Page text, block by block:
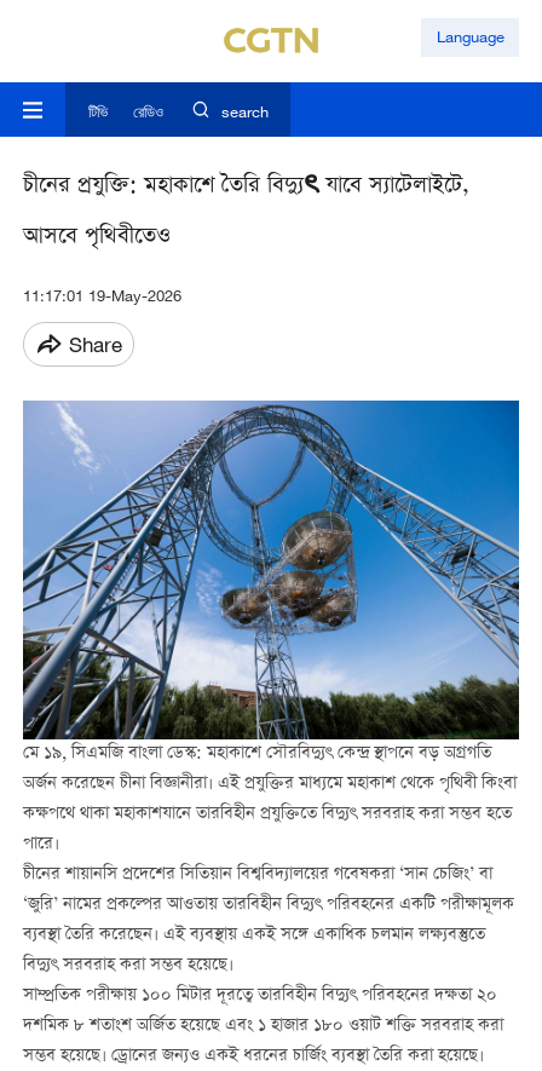
Language
টিভি রেডিও search
চীনের প্রযুক্তি: মহাকাশে তৈরি বিদ্যুৎ যাবে স্যাটেলাইটে,
আসবে পৃথিবীতেও
11:17:01 19-May-2026
Share
মে ১৯, সিএমজি বাংলা ডেস্ক: মহাকাশে সৌরবিদ্যুৎ কেন্দ্র স্থাপনে বড় অগ্রগতি
অর্জন করেছেন চীনা বিজ্ঞানীরা। এই প্রযুক্তির মাধ্যমে মহাকাশ থেকে পৃথিবী কিংবা
কক্ষপথে থাকা মহাকাশযানে তারবিহীন প্রযুক্তিতে বিদ্যুৎ সরবরাহ করা সম্ভব হতে
পারে।
চীনের শায়ানসি প্রদেশের সিতিয়ান বিশ্ববিদ্যালয়ের গবেষকরা ‘সান চেজিং’ বা
‘জুরি’ নামের প্রকল্পের আওতায় তারবিহীন বিদ্যুৎ পরিবহনের একটি পরীক্ষামূলক
ব্যবস্থা তৈরি করেছেন। এই ব্যবস্থায় একই সঙ্গে একাধিক চলমান লক্ষ্যবস্তুতে
বিদ্যুৎ সরবরাহ করা সম্ভব হয়েছে।
সাম্প্রতিক পরীক্ষায় ১০০ মিটার দূরত্বে তারবিহীন বিদ্যুৎ পরিবহনের দক্ষতা ২০
দশমিক ৮ শতাংশ অর্জিত হয়েছে এবং ১ হাজার ১৮০ ওয়াট শক্তি সরবরাহ করা
সম্ভব হয়েছে। ড্রোনের জন্যও একই ধরনের চার্জিং ব্যবস্থা তৈরি করা হয়েছে।